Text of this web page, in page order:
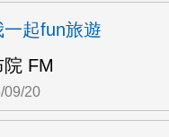
一起fun旅遊
院 FM
09/20